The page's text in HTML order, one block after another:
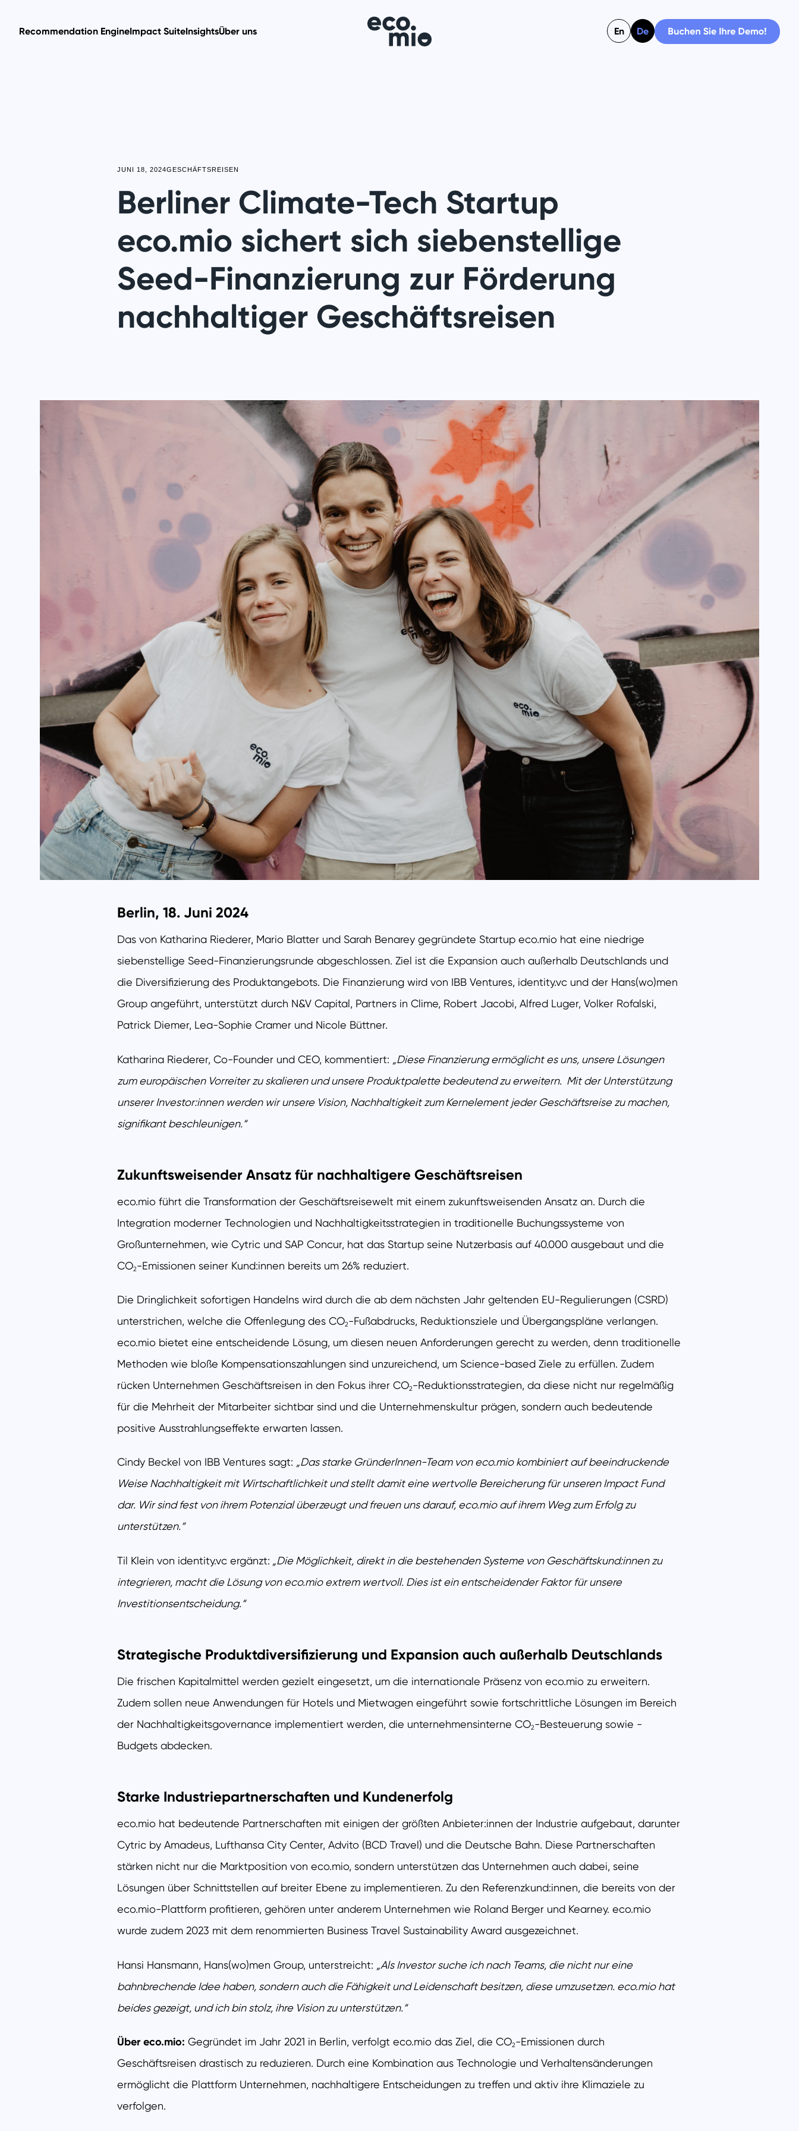
Recommendation EngineImpact SuiteInsightsÜber uns En De
JUNI 18, 2024GESCHÄFTSREISEN
Berliner Climate-Tech Startup
eco.mio sichert sich siebenstellige
Seed-Finanzierung zur Förderung
nachhaltiger Geschäftsreisen
Berlin, 18. Juni 2024
Das von Katharina Riederer, Mario Blatter und Sarah Benarey gegründete Startup eco.mio hat eine niedrige
siebenstellige Seed-Finanzierungsrunde abgeschlossen. Ziel ist die Expansion auch außerhalb Deutschlands und
die Diversifizierung des Produktangebots. Die Finanzierung wird von IBB Ventures, identity.vc und der Hans(wo)men
Group angeführt, unterstützt durch N&V Capital, Partners in Clime, Robert Jacobi, Alfred Luger, Volker Rofalski,
Patrick Diemer, Lea-Sophie Cramer und Nicole Büttner.
Katharina Riederer, Co-Founder und CEO, kommentiert: „Diese Finanzierung ermöglicht es uns, unsere Lösungen
zum europäischen Vorreiter zu skalieren und unsere Produktpalette bedeutend zu erweitern. Mit der Unterstützung
unserer Investor:innen werden wir unsere Vision, Nachhaltigkeit zum Kernelement jeder Geschäftsreise zu machen,
signifikant beschleunigen.“
Zukunftsweisender Ansatz für nachhaltigere Geschäftsreisen
eco.mio führt die Transformation der Geschäftsreisewelt mit einem zukunftsweisenden Ansatz an. Durch die
Integration moderner Technologien und Nachhaltigkeitsstrategien in traditionelle Buchungssysteme von
Großunternehmen, wie Cytric und SAP Concur, hat das Startup seine Nutzerbasis auf 40.000 ausgebaut und die
CO2-Emissionen seiner Kund:innen bereits um 26% reduziert.
Die Dringlichkeit sofortigen Handelns wird durch die ab dem nächsten Jahr geltenden EU-Regulierungen (CSRD)
unterstrichen, welche die Offenlegung des CO2-Fußabdrucks, Reduktionsziele und Übergangspläne verlangen.
eco.mio bietet eine entscheidende Lösung, um diesen neuen Anforderungen gerecht zu werden, denn traditionelle
Methoden wie bloße Kompensationszahlungen sind unzureichend, um Science-based Ziele zu erfüllen. Zudem
rücken Unternehmen Geschäftsreisen in den Fokus ihrer CO2-Reduktionsstrategien, da diese nicht nur regelmäßig
für die Mehrheit der Mitarbeiter sichtbar sind und die Unternehmenskultur prägen, sondern auch bedeutende
positive Ausstrahlungseffekte erwarten lassen.
Cindy Beckel von IBB Ventures sagt: „Das starke GründerInnen-Team von eco.mio kombiniert auf beeindruckende
Weise Nachhaltigkeit mit Wirtschaftlichkeit und stellt damit eine wertvolle Bereicherung für unseren Impact Fund
dar. Wir sind fest von ihrem Potenzial überzeugt und freuen uns darauf, eco.mio auf ihrem Weg zum Erfolg zu
unterstützen.“
Til Klein von identity.vc ergänzt: „Die Möglichkeit, direkt in die bestehenden Systeme von Geschäftskund:innen zu
integrieren, macht die Lösung von eco.mio extrem wertvoll. Dies ist ein entscheidender Faktor für unsere
Investitionsentscheidung.“
Strategische Produktdiversifizierung und Expansion auch außerhalb Deutschlands
Die frischen Kapitalmittel werden gezielt eingesetzt, um die internationale Präsenz von eco.mio zu erweitern.
Zudem sollen neue Anwendungen für Hotels und Mietwagen eingeführt sowie fortschrittliche Lösungen im Bereich
der Nachhaltigkeitsgovernance implementiert werden, die unternehmensinterne CO2-Besteuerung sowie -
Budgets abdecken.
Starke Industriepartnerschaften und Kundenerfolg
eco.mio hat bedeutende Partnerschaften mit einigen der größten Anbieter:innen der Industrie aufgebaut, darunter
Cytric by Amadeus, Lufthansa City Center, Advito (BCD Travel) und die Deutsche Bahn. Diese Partnerschaften
stärken nicht nur die Marktposition von eco.mio, sondern unterstützen das Unternehmen auch dabei, seine
Lösungen über Schnittstellen auf breiter Ebene zu implementieren. Zu den Referenzkund:innen, die bereits von der
eco.mio-Plattform profitieren, gehören unter anderem Unternehmen wie Roland Berger und Kearney. eco.mio
wurde zudem 2023 mit dem renommierten Business Travel Sustainability Award ausgezeichnet.
Hansi Hansmann, Hans(wo)men Group, unterstreicht: „Als Investor suche ich nach Teams, die nicht nur eine
bahnbrechende Idee haben, sondern auch die Fähigkeit und Leidenschaft besitzen, diese umzusetzen. eco.mio hat
beides gezeigt, und ich bin stolz, ihre Vision zu unterstützen.“
Über eco.mio: Gegründet im Jahr 2021 in Berlin, verfolgt eco.mio das Ziel, die CO2-Emissionen durch
Geschäftsreisen drastisch zu reduzieren. Durch eine Kombination aus Technologie und Verhaltensänderungen
ermöglicht die Plattform Unternehmen, nachhaltigere Entscheidungen zu treffen und aktiv ihre Klimaziele zu
verfolgen.